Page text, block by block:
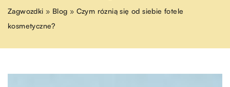
Zagwozdki » Blog » Czym róznią się od siebie fotele
kosmetyczne?